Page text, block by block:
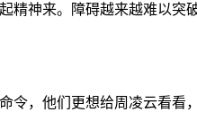
精神来。障碍越来越难以
，他们更想给周凌云看看